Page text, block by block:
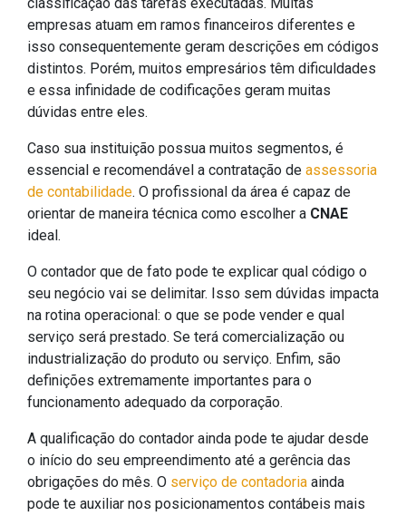
empresas atuam em ramos financeiros diferentes e
isso consequentemente geram descrições em códigos
distintos. Porém, muitos empresários têm dificuldades
e essa infinidade de codificações geram muitas
dúvidas entre eles.
Caso sua instituição possua muitos segmentos, é
essencial e recomendável a contratação de assessoria
de contabilidade. O profissional da área é capaz de
orientar de maneira técnica como escolher a CNAE
ideal.
O contador que de fato pode te explicar qual código o
seu negócio vai se delimitar. Isso sem dúvidas impacta
na rotina operacional: o que se pode vender e qual
serviço será prestado. Se terá comercialização ou
industrialização do produto ou serviço. Enfim, são
definições extremamente importantes para o
funcionamento adequado da corporação.
A qualificação do contador ainda pode te ajudar desde
o início do seu empreendimento até a gerência das
obrigações do mês. O serviço de contadoria ainda
pode te auxiliar nos posicionamentos contábeis mais